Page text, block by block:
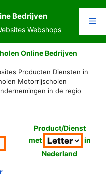
Bedrijven
Webshops
Online Bedrijven
Producten Diensten in
Motorrijscholen
in de regio
Product/Dienst
met
in
Nederland